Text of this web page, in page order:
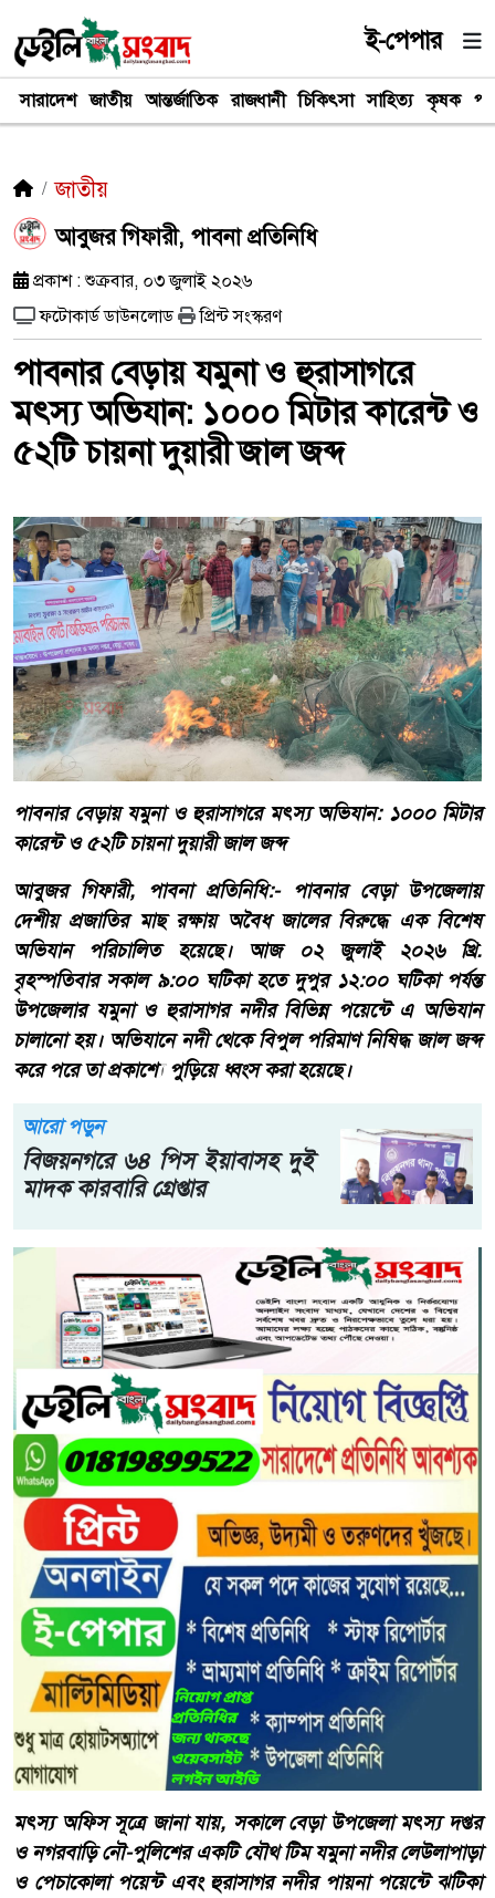
ই-পেপার
সারাদেশ জাতীয় আন্তর্জাতিক রাজধানী চিকিৎসা সাহিত্য কৃষক
জাতীয়
​আবুজর গিফারী, পাবনা প্রতিনিধি
প্রকাশ : শুক্রবার, ০৩ জুলাই ২০২৬
ফটোকার্ড ডাউনলোড
প্রিন্ট সংস্করণ
পাবনার বেড়ায় যমুনা ও হুরাসাগরে
মৎস্য অভিযান: ১০০০ মিটার কারেন্ট ও
৫২টি চায়না দুয়ারী জাল জব্দ
পাবনার বেড়ায় যমুনা ও হুরাসাগরে মৎস্য অভিযান: ১০০০ মিটার
কারেন্ট ও ৫২টি চায়না দুয়ারী জাল জব্দ
​আবুজর গিফারী, পাবনা প্রতিনিধি:- পাবনার বেড়া উপজেলায়
দেশীয় প্রজাতির মাছ রক্ষায় অবৈধ জালের বিরুদ্ধে এক বিশেষ
অভিযান পরিচালিত হয়েছে। আজ ০২ জুলাই ২০২৬ খ্রি.
বৃহস্পতিবার সকাল ৯:০০ ঘটিকা হতে দুপুর ১২:০০ ঘটিকা পর্যন্ত
উপজেলার যমুনা ও হুরাসাগর নদীর বিভিন্ন পয়েন্টে এ অভিযান
চালানো হয়। অভিযানে নদী থেকে বিপুল পরিমাণ নিষিদ্ধ জাল জব্দ
করে পরে তা প্রকাশ্যে পুড়িয়ে ধ্বংস করা হয়েছে।
আরো পড়ুন
বিজয়নগরে ৬৪ পিস ইয়াবাসহ দুই
মাদক কারবারি গ্রেপ্তার
​মৎস্য অফিস সূত্রে জানা যায়, সকালে বেড়া উপজেলা মৎস্য দপ্তর
ও নগরবাড়ি নৌ-পুলিশের একটি যৌথ টিম যমুনা নদীর লেউলাপাড়া
ও পেচাকোলা পয়েন্ট এবং হুরাসাগর নদীর পায়না পয়েন্টে ঝটিকা